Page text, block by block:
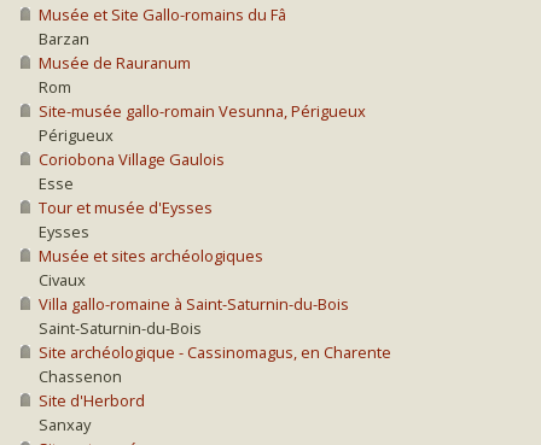
Musée et Site Gallo-romains du Fâ
Barzan
Musée de Rauranum
Rom
Site-musée gallo-romain Vesunna, Périgueux
Périgueux
Coriobona Village Gaulois
Esse
Tour et musée d'Eysses
Eysses
Musée et sites archéologiques
Civaux
Villa gallo-romaine à Saint-Saturnin-du-Bois
Saint-Saturnin-du-Bois
Site archéologique - Cassinomagus, en Charente
Chassenon
Site d'Herbord
Sanxay